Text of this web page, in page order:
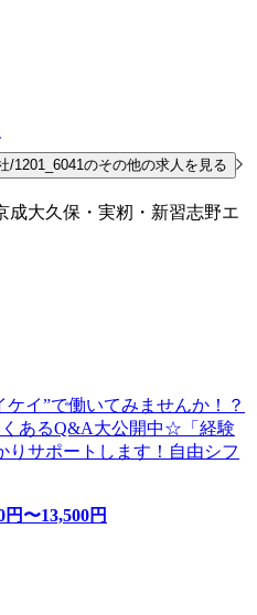
のその他の求人を見る
成大久保・実籾・新習志野エ
ケイ”で働いてみませんか！？
あるQ&A大公開中☆「経験
サポートします！自由シフ
円〜13,500円